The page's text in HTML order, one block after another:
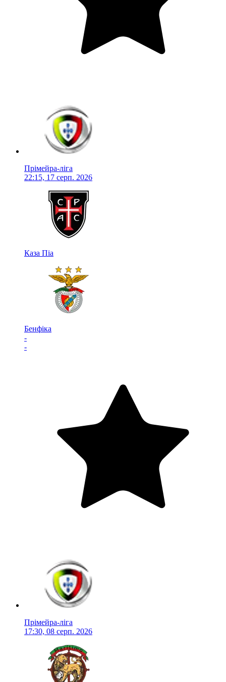
Прімейра-ліга
22:15, 17 серп. 2026
Каза Піа
Бенфіка
-
-
Прімейра-ліга
17:30, 08 серп. 2026